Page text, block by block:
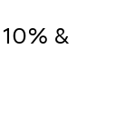
&